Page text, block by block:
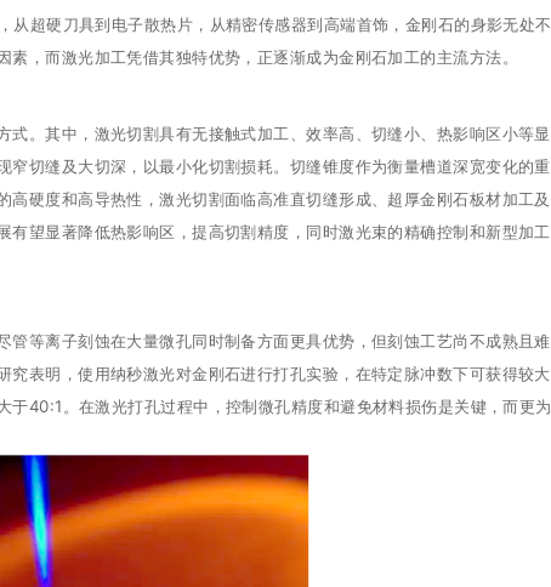
超硬刀具到电子散热片，从精密传感器到高端首饰，金刚石的身影无处不
，而激光加工凭借其独特优势，正逐渐成为金刚石加工的主流方法。
。其中，激光切割具有无接触式加工、效率高、切缝小、热影响区小等显
切缝及大切深，以最小化切割损耗。切缝锥度作为衡量槽道深宽变化的重
硬度和高导热性，激光切割面临高准直切缝形成、超厚金刚石板材加工及
望显著降低热影响区，提高切割精度，同时激光束的精确控制和新型加工
等离子刻蚀在大量微孔同时制备方面更具优势，但刻蚀工艺尚不成熟且难
表明，使用纳秒激光对金刚石进行打孔实验，在特定脉冲数下可获得较大
40:1。在激光打孔过程中，控制微孔精度和避免材料损伤是关键，而更为